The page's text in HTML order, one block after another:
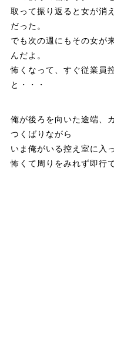
k
取って振り返ると女が消
だった。
でも次の週にもその女が
んだよ。
怖くなって、すぐ従業員
と・・・
俺が後ろを向いた途端、
つくばりながら
いま俺がいる控え室に入
怖くて周りをみれず即行